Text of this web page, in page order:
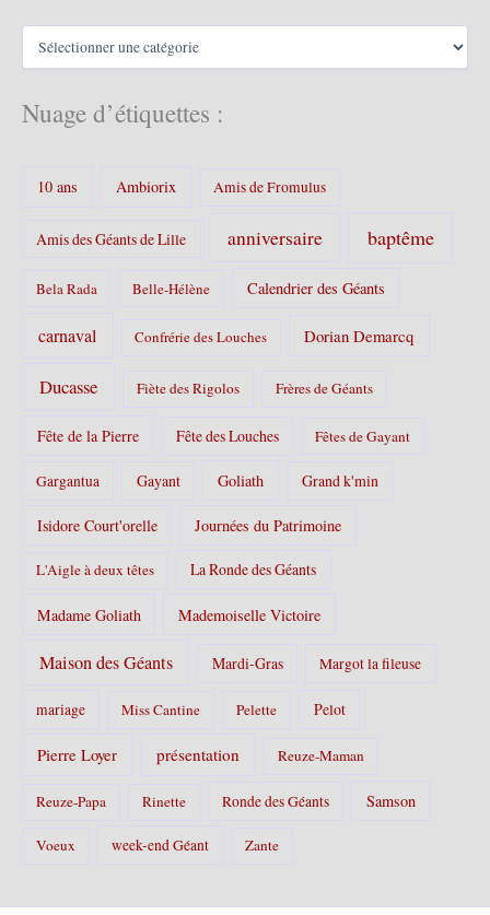
s
C
é
g
Nuage d’étiquettes :
10 ans Ambiorix Amis de Fromulus
Amis des Géants de Lille anniversaire baptême
Bela Rada Belle-Hélène Calendrier des Géants
carnaval Confrérie des Louches Dorian Demarcq
Ducasse Fiète des Rigolos Frères de Géants
Fête de la Pierre Fête des Louches Fêtes de Gayant
Gargantua Gayant Goliath Grand k'min
Isidore Court'orelle Journées du Patrimoine
L'Aigle à deux têtes La Ronde des Géants
Madame Goliath Mademoiselle Victoire
Maison des Géants Mardi-Gras Margot la fileuse
mariage Miss Cantine Pelette Pelot
Pierre Loyer présentation Reuze-Maman
Reuze-Papa Rinette Ronde des Géants Samson
Voeux week-end Géant Zante